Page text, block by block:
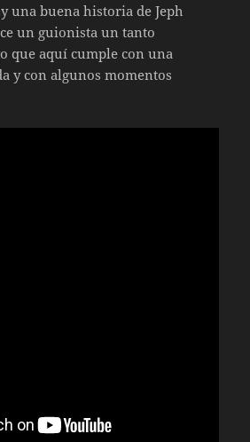
una buena historia de Jeph
un guionista un tanto
que aquí cumple con una
y con algunos momentos